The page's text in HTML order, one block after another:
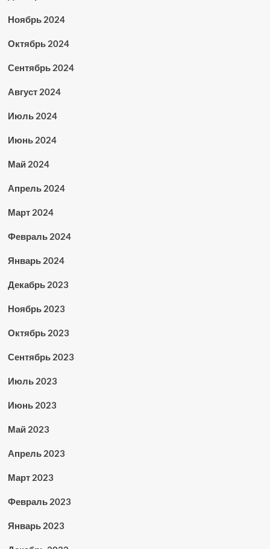
Ноябрь 2024
Октябрь 2024
Сентябрь 2024
Август 2024
Июль 2024
Июнь 2024
Май 2024
Апрель 2024
Март 2024
Февраль 2024
Январь 2024
Декабрь 2023
Ноябрь 2023
Октябрь 2023
Сентябрь 2023
Июль 2023
Июнь 2023
Май 2023
Апрель 2023
Март 2023
Февраль 2023
Январь 2023